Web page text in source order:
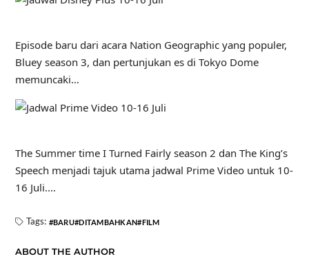
Episode baru dari acara Nation Geographic yang populer,
Bluey season 3, dan pertunjukan es di Tokyo Dome
memuncaki…
The Summer time I Turned Fairly season 2 dan The King’s
Speech menjadi tajuk utama jadwal Prime Video untuk 10-
16 Juli.…
Tags: BARU DITAMBAHKAN FILM
ABOUT THE AUTHOR